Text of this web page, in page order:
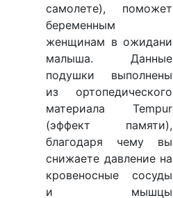
самолете), поможет
беременным
женщинам в ожидани
малыша. Данные
подушки выполнены
из ортопедического
материала Tempur
(эффект памяти),
благодаря чему вы
снижаете давление на
кровеносные сосуды
и мышцы